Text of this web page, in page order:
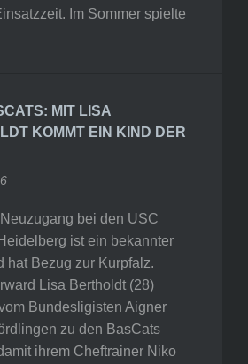
Im Sommer spielte
MIT LISA
KOMMT EIN KIND DER
bei den USC
ist ein bekannter
hat Bezug zur Kurpfalz.
Lisa Bertholdt (28)
Bundesligisten Aigner
zu den BasCats
ihrem Cheftrainer Niko